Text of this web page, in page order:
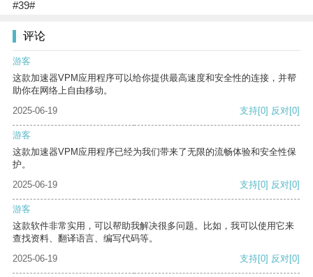
#39#
评论
游客
这款加速器VPM应用程序可以给你提供最高速度和安全性的连接，并帮
助你在网络上自由移动。
2025-06-19
支持[0] 反对[0]
游客
这款加速器VPM应用程序已经为我们带来了无限的流畅体验和安全性保
护。
2025-06-19
支持[0] 反对[0]
游客
这款软件非常实用，可以帮助我解决很多问题。比如，我可以使用它来
查找资料、翻译语言、编写代码等。
2025-06-19
支持[0] 反对[0]